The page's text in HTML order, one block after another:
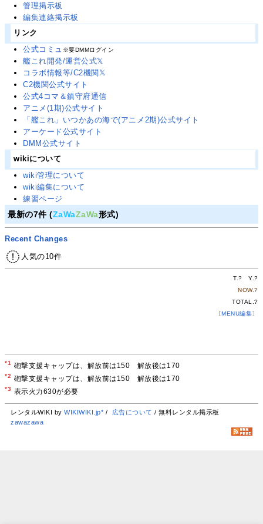
管理掲示板
編集連絡掲示板
リンク
公式コミュ ※要DMMログイン
艦これ開発/運営公式𝕏
コラボ情報等/C2機関𝕏
C2機関公式サイト
公式4コマ＆鎮守府通信
アニメ(1期)公式サイト
「艦これ」いつかあの海で(アニメ2期)公式サイト
アーケード公式サイト
DMM公式サイト
wikiについて
wiki管理について
wiki編集について
練習ページ
最新の7件 (ZaWaZaWa形式)
Recent Changes
人気の10件
T.? Y.?
NOW.?
TOTAL.?
〔MENU編集〕
*1 砲撃支援キャップは、解放前は150 解放後は170
*2 砲撃支援キャップは、解放前は150 解放後は170
*3 表示火力630が必要
レンタルWIKI byWIKIWIKI.jp* / 広告について / 無料レンタル掲示板
zawazawa